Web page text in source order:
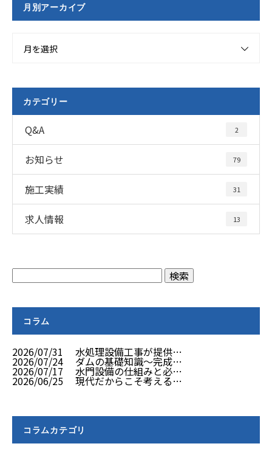
月別アーカイブ
月を選択
カテゴリー
Q&A 2
お知らせ 79
施工実績 31
求人情報 13
コラム
2026/07/31 水処理設備工事が提供…
2026/07/24 ダムの基礎知識～完成…
2026/07/17 水門設備の仕組みと必…
2026/06/25 現代だからこそ考える…
コラムカテゴリ